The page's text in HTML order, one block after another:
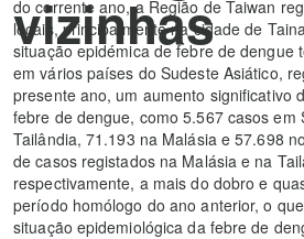
vizinhas
do corrente ano, a Região de Taiwan
locais, principalmente na cidade de
situação epidémica de febre de dengue
em vários países do Sudeste Asiático,
presente ano, um aumento significativo
febre de dengue, como 5.567 casos em
Tailândia, 71.193 na Malásia e 57.698
de casos registados na Malásia e na
respectivamente, a mais do dobro e
período homólogo do ano anterior, o
situação epidemiológica da febre de